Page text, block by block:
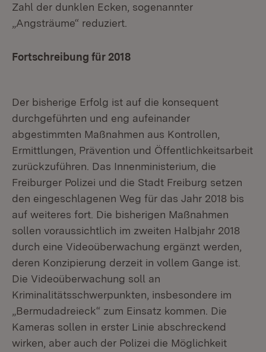
Zahl der dunklen Ecken, sogenannter
„Angsträume“ reduziert.
Fortschreibung für 2018
Der bisherige Erfolg ist auf die konsequent
durchgeführten und eng aufeinander
abgestimmten Maßnahmen aus Kontrollen,
Ermittlungen, Prävention und Öffentlichkeitsarbeit
zurückzuführen. Das Innenministerium, die
Freiburger Polizei und die Stadt Freiburg setzen
den eingeschlagenen Weg für das Jahr 2018 bis
auf weiteres fort. Die bisherigen Maßnahmen
sollen voraussichtlich im zweiten Halbjahr 2018
durch eine Videoüberwachung ergänzt werden,
deren Konzipierung derzeit in vollem Gange ist.
Die Videoüberwachung soll an
Kriminalitätsschwerpunkten, insbesondere im
„Bermudadreieck“ zum Einsatz kommen. Die
Kameras sollen in erster Linie abschreckend
wirken, aber auch der Polizei die Möglichkeit